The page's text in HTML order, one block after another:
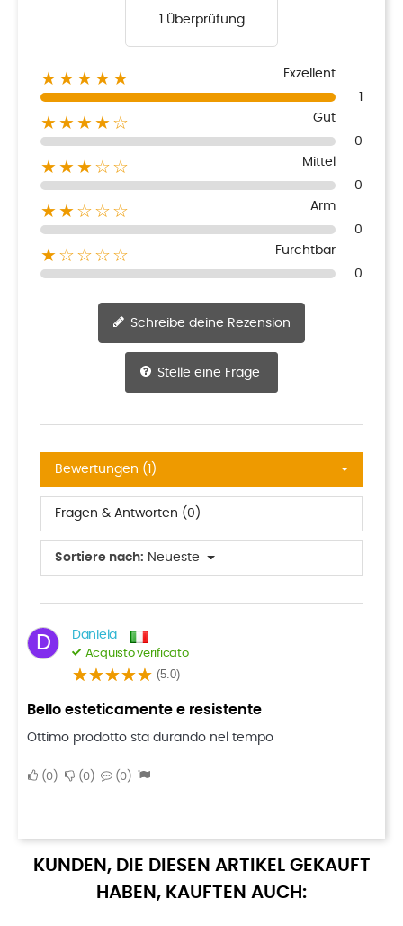
1 Überprüfung
★★★★★
Exzellent
★★★★☆
Gut
0
★★★☆☆
Mittel
0
★★☆☆☆
Arm
0
★☆☆☆☆
Furchtbar
0
Schreibe deine Rezension
Stelle eine Frage
Bewertungen (1)
Fragen & Antworten (0)
Sortiere nach: Neueste
D Daniela
Acquisto verificato
(5.0)
Bello esteticamente e resistente
Ottimo prodotto sta durando nel tempo
0 0 0
KUNDEN, DIE DIESEN ARTIKEL GEKAUFT
HABEN, KAUFTEN AUCH: